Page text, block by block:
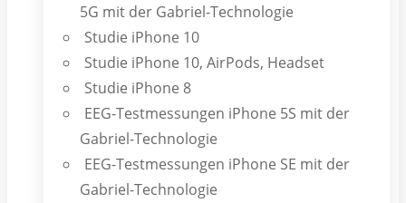
5G mit der Gabriel-Technologie
Studie iPhone 10
Studie iPhone 10, AirPods, Headset
Studie iPhone 8
EEG-Testmessungen iPhone 5S mit der
Gabriel-Technologie
EEG-Testmessungen iPhone SE mit der
Gabriel-Technologie